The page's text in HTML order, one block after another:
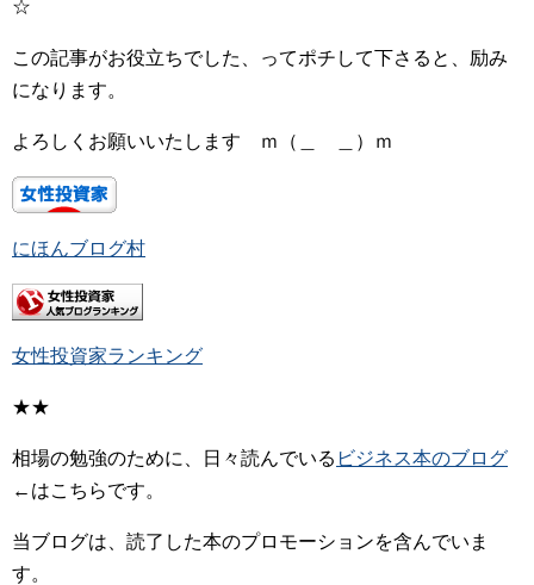
☆
この記事がお役立ちでした、ってポチして下さると、励み
になります。
よろしくお願いいたします ｍ（＿ ＿）ｍ
にほんブログ村
女性投資家ランキング
★★
相場の勉強のために、日々読んでいる ビジネス本のブログ
←はこちらです。
当ブログは、読了した本のプロモーションを含んでいま
す。